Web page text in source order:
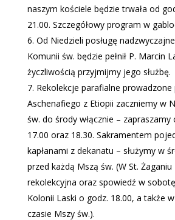
naszym kościele będzie trwała od
21.00. Szczegółowy program w
Od Niedzieli posługę
Komunii św. będzie pełnił P. Marcin
życzliwością przyjmijmy jego służbę.
Rekolekcje parafialne prowadzone
Aschenafiego z Etiopii zaczniemy w
św. do środy włącznie – zapraszamy
17.00 oraz 18.30. Sakramentem
kapłanami z dekanatu – służymy w
przed każdą Mszą św. (W St. Żaganiu
rekolekcyjna oraz spowiedź w
Kolonii Laski o godz. 18.00, a także
czasie Mszy św.).